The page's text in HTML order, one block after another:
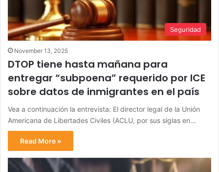
Seguridad
November 13, 2025
DTOP tiene hasta mañana para
entregar “subpoena” requerido por ICE
sobre datos de inmigrantes en el país
Vea a continuación la entrevista: El director legal de la Unión
Americana de Libertades Civiles (ACLU, por sus siglas en…
Read More »